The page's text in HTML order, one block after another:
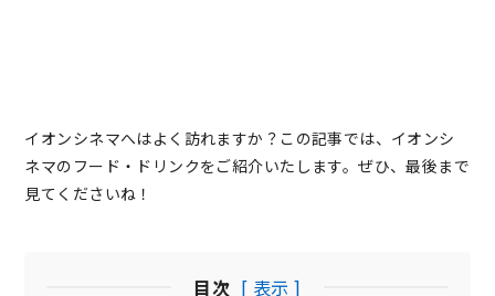
イオンシネマへはよく訪れますか？この記事では、イオンシ
ネマのフード・ドリンクをご紹介いたします。ぜひ、最後まで
見てくださいね！
目次 [ 表示 ]